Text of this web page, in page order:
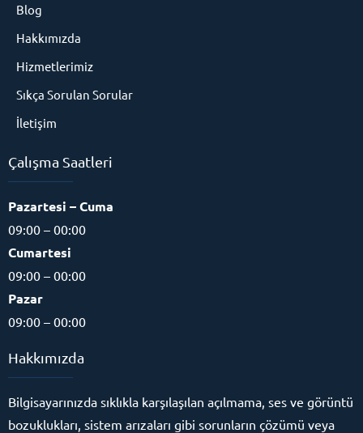
Blog
Hakkımızda
Hizmetlerimiz
Sıkça Sorulan Sorular
İletişim
Çalışma Saatleri
Pazartesi – Cuma
09:00 – 00:00
Cumartesi
09:00 – 00:00
Pazar
09:00 – 00:00
Hakkımızda
Bilgisayarınızda sıklıkla karşılaşılan açılmama, ses ve görüntü
bozuklukları, sistem arızaları gibi sorunların çözümü veya